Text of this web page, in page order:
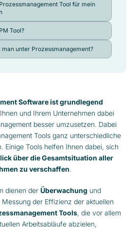
Tool für mein
Tool?
man unter Prozessmanagement?
Software ist grundlegend
und Ihrem Unternehmen dabei
besser umzusetzen. Dabei
Tools ganz unterschiedliche
Einige Tools helfen Ihnen dabei, sich
über die Gesamtsituation aller
zu verschaffen.
dienen der Überwachung und
der Effizienz der aktuellen
Tools, die vor allem
Arbeitsabläufe abzielen,